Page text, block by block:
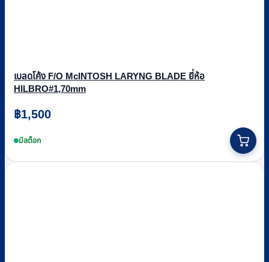
เบลดโค้ง F/O McINTOSH LARYNG BLADE ยี่ห้อ
HILBRO#1,70mm
฿1,500
มีสต็อก